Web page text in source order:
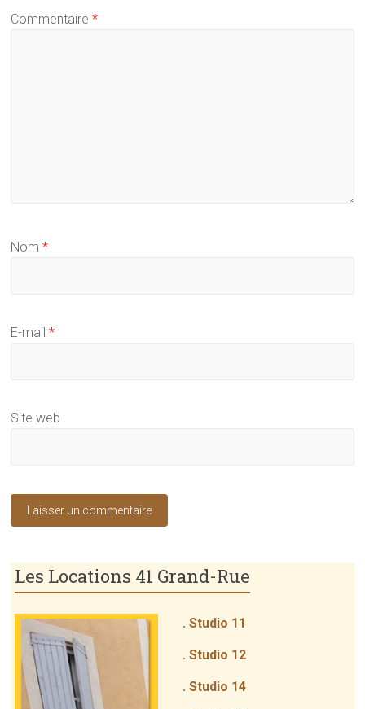
Commentaire*
Nom*
E-mail*
Site web
Les Locations 41 Grand-Rue
. Studio 11
. Studio 12
. Studio 14